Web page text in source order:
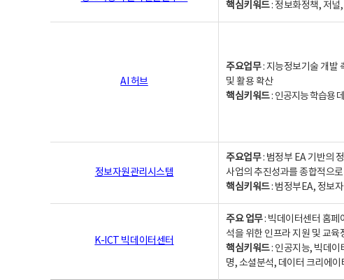
핵심키워드: 정보화정책, 저
AI 허브
주요업무: 지능정보기술 개발
및 활용 확산
핵심키워드: 인공지능 학습용
정보자원관리시스템
주요업무: 범정부 EA 기반의
사업의 추진성과를 종합적으
핵심키워드: 범정부EA, 정보
K-ICT 빅데이터센터
주요 업무: 빅데이터센터 홈페
석을 위한 인프라 지원 및 교육
핵심키워드: 인공지능, 빅데이
명, 소셜분석, 데이터 크리에